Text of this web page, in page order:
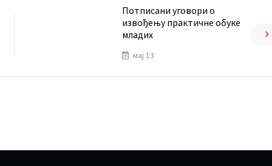
Потписани уговори о
извођењу практичне обуке
младих
мај 13